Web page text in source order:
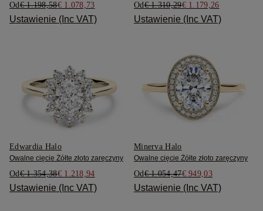
Od€ 1.198,58€ 1.078,73
Ustawienie (Inc VAT)
Od€ 1.310,29€ 1.179,26
Ustawienie (Inc VAT)
Edwardia Halo
Owalne cięcie Żółte złoto zaręczyny
Od€ 1.354,38€ 1.218,94
Ustawienie (Inc VAT)
Minerva Halo
Owalne cięcie Żółte złoto zaręczyny
Od€ 1.054,47€ 949,03
Ustawienie (Inc VAT)